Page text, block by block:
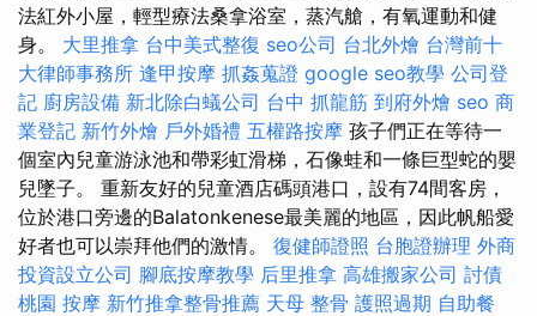
法紅外小屋，輕型療法桑拿浴室，蒸汽艙，有氧運動和健
身。 大里推拿 台中美式整復 seo公司 台北外燴 台灣前十
大律師事務所 逢甲按摩 抓姦蒐證 google seo教學 公司登
記 廚房設備 新北除白蟻公司 台中 抓龍筋 到府外燴 seo 商
業登記 新竹外燴 戶外婚禮 五權路按摩 孩子們正在等待一
個室內兒童游泳池和帶彩虹滑梯，石像蛙和一條巨型蛇的嬰
兒墜子。 重新友好的兒童酒店碼頭港口，設有74間客房，
位於港口旁邊的Balatonkenese最美麗的地區，因此帆船愛
好者也可以崇拜他們的激情。 復健師證照 台胞證辦理 外商
投資設立公司 腳底按摩教學 后里推拿 高雄搬家公司 討債
桃園 按摩 新竹推拿整骨推薦 天母 整骨 護照過期 自助餐